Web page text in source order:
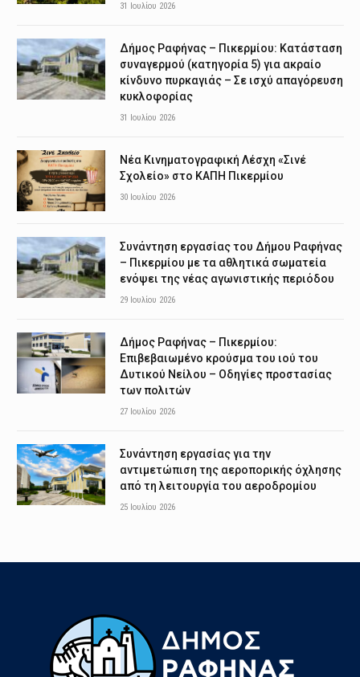
31 Ιουλίου 2026
Δήμος Ραφήνας – Πικερμίου: Κατάσταση
συναγερμού (κατηγορία 5) για ακραίο
κίνδυνο πυρκαγιάς – Σε ισχύ απαγόρευση
κυκλοφορίας
31 Ιουλίου 2026
Νέα Κινηματογραφική Λέσχη «Σινέ
Σχολείο» στο ΚΑΠΗ Πικερμίου
30 Ιουλίου 2026
Συνάντηση εργασίας του Δήμου Ραφήνας
– Πικερμίου με τα αθλητικά σωματεία
ενόψει της νέας αγωνιστικής περιόδου
29 Ιουλίου 2026
Δήμος Ραφήνας – Πικερμίου:
Επιβεβαιωμένο κρούσμα του ιού του
Δυτικού Νείλου – Οδηγίες προστασίας
των πολιτών
27 Ιουλίου 2026
Συνάντηση εργασίας για την
αντιμετώπιση της αεροπορικής όχλησης
από τη λειτουργία του αεροδρομίου
25 Ιουλίου 2026